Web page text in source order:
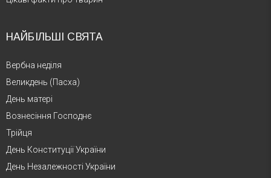
НАЙБІЛЬШІ СВЯТА
Вербна неділя
Великдень (Пасха)
День матері
Вознесіння Господнє
Трійця
День Конституції України
День Незалежності України